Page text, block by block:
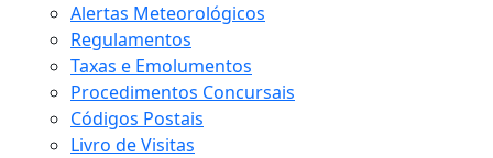
Alertas Meteorológicos
Regulamentos
Taxas e Emolumentos
Procedimentos Concursais
Códigos Postais
Livro de Visitas